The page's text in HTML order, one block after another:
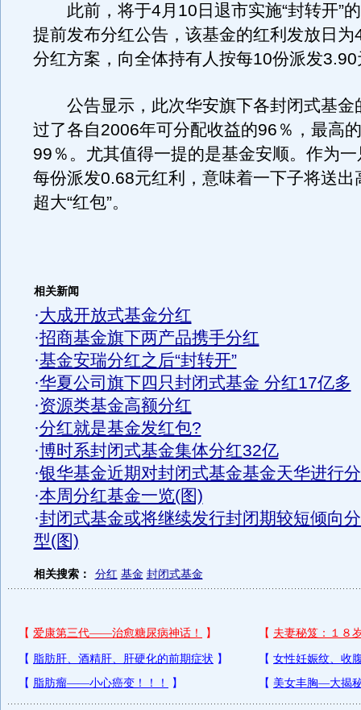
此前，将于4月10日退市实施“封转开”
提前发布分红公告，该基金的红利发放日为
分红方案，向全体持有人按每10份派发3.90
公告显示，此次华安旗下各封闭式基金
过了各自2006年可分配收益的96％，最高
99％。尤其值得一提的是基金安顺。作为
每份派发0.68元红利，意味着一下子将送出
超大“红包”。
相关新闻
·大成开放式基金分红
·招商基金旗下两产品携手分红
·基金安瑞分红之后“封转开”
·华夏公司旗下四只封闭式基金 分红17亿多
·资源类基金高额分红
·分红就是基金发红包?
·博时系封闭式基金集体分红32亿
·银华基金近期对封闭式基金基金天华进行
·本周分红基金一览(图)
·封闭式基金或将继续发行封闭期较短倾向
型(图)
相关搜索： 分红 基金 封闭式基金